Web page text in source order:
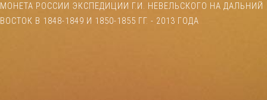
МОНЕТА РОССИИ ЭКСПЕДИЦИИ Г.И. НЕВЕЛЬСКОГО НА ДАЛЬНИЙ
ВОСТОК В 1848-1849 И 1850-1855 ГГ. - 2013 ГОДА